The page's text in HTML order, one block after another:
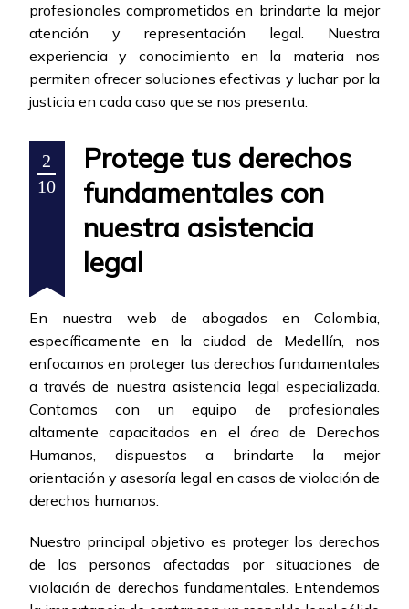
profesionales comprometidos en brindarte la mejor
atención y representación legal. Nuestra
experiencia y conocimiento en la materia nos
permiten ofrecer soluciones efectivas y luchar por la
justicia en cada caso que se nos presenta.
2
10
Protege tus derechos
fundamentales con
nuestra asistencia
legal
En nuestra web de abogados en Colombia,
específicamente en la ciudad de Medellín, nos
enfocamos en proteger tus derechos fundamentales
a través de nuestra asistencia legal especializada.
Contamos con un equipo de profesionales
altamente capacitados en el área de Derechos
Humanos, dispuestos a brindarte la mejor
orientación y asesoría legal en casos de violación de
derechos humanos.
Nuestro principal objetivo es proteger los derechos
de las personas afectadas por situaciones de
violación de derechos fundamentales. Entendemos